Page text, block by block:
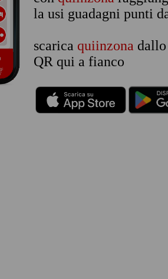
la usi guadagni punti
scarica quiinzona
QR qui a fianco